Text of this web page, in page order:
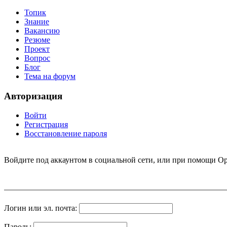
Топик
Знание
Вакансию
Резюме
Проект
Вопрос
Блог
Тема на форум
Авторизация
Войти
Регистрация
Восстановление пароля
Войдите под аккаунтом в социальной сети, или при помощи
Логин или эл. почта: